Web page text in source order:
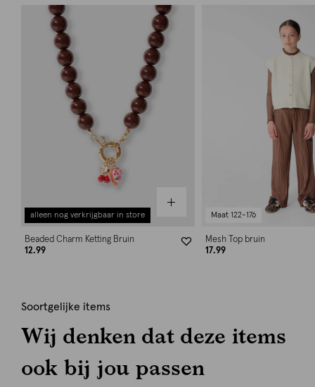
alleen nog verkrijgbaar in store
Beaded Charm Ketting Bruin
12.99
Maat 122-176
Mesh Top bruin
17.99
Soortgelijke items
Wij denken dat deze items
ook bij jou passen